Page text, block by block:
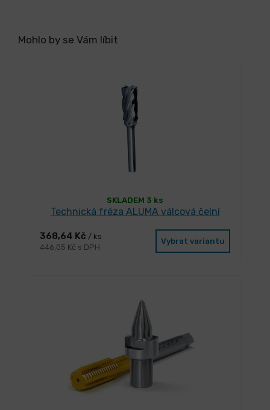
Mohlo by se Vám líbit
SKLADEM 3 ks
Technická fréza ALUMA válcová čelní
368,64 Kč / ks
446,05 Kč s DPH
Vybrat variantu